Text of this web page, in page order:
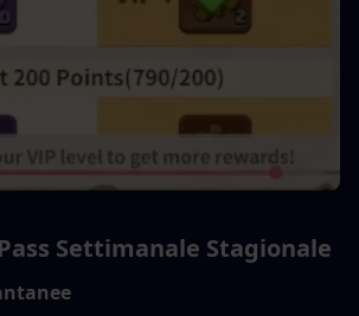
Settimanale Stagionale